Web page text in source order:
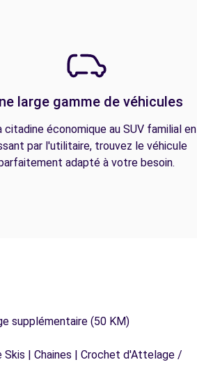
large gamme de véhicules
citadine économique au SUV familial en
par l'utilitaire, trouvez le véhicule
adapté à votre besoin.
supplémentaire (50 KM)
| Chaines | Crochet d'Attelage /